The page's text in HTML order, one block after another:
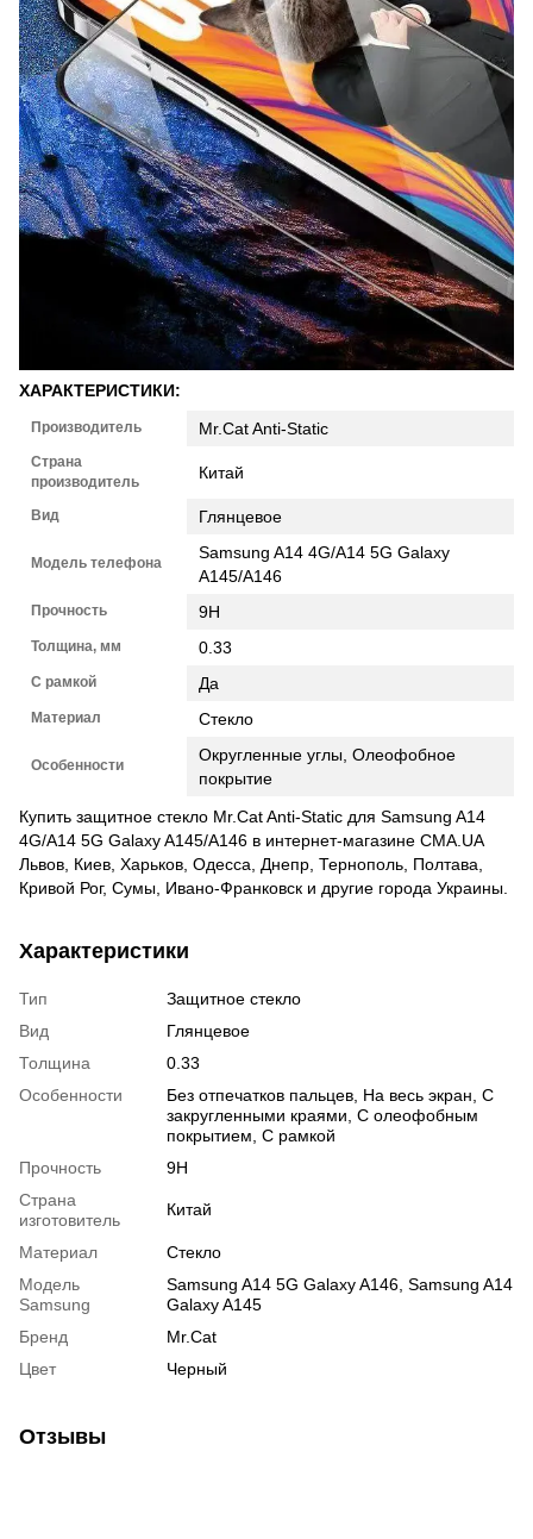
ХАРАКТЕРИСТИКИ:
Производитель Mr.Cat Anti-Static
Страна
производитель
Китай
Вид Глянцевое
Модель телефона
Samsung A14 4G/A14 5G Galaxy
A145/A146
Прочность 9H
Толщина, мм 0.33
С рамкой Да
Материал Стекло
Особенности
Округленные углы, Олеофобное
покрытие
Купить защитное стекло Mr.Cat Anti-Static для Samsung A14
4G/A14 5G Galaxy A145/A146 в интернет-магазине CMA.UA
Львов, Киев, Харьков, Одесса, Днепр, Тернополь, Полтава,
Кривой Рог, Сумы, Ивано-Франковск и другие города Украины.
Характеристики
Тип
Защитное стекло
Вид
Глянцевое
Толщина
0.33
Особенности
Без отпечатков пальцев На весь экран С
закругленными краями С олеофобным
покрытием С рамкой
Прочность
9H
Страна
изготовитель
Китай
Материал
Стекло
Модель
Samsung
Samsung A14 5G Galaxy A146, Samsung A14
Galaxy A145
Бренд
Mr.Cat
Цвет
Черный
Отзывы